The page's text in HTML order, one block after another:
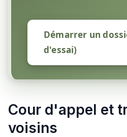
Démarrer un
d'essai)
Cour d'appel et
voisins